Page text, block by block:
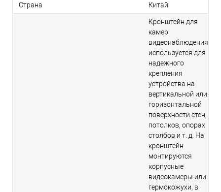
Страна Китай
Кронштейн для
камер
видеонаблюдения
используется для
надежного
крепления
устройства на
вертикальной или
горизонтальной
поверхности стен,
потолков, опорах
столбов и т. д. На
кронштейн
монтируются
корпусные
видеокамеры или
гермокожухи, в